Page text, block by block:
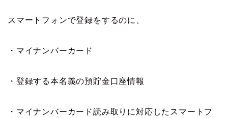
スマートフォンで登録をするのに、
・マイナンバーカード
・登録する本名義の預貯金口座情報
・マイナンバーカード読み取りに対応したスマートフ